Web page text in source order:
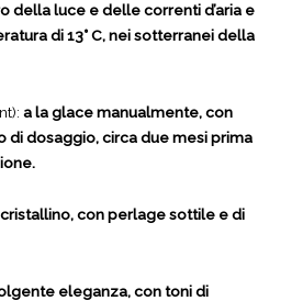
della luce e delle correnti d’aria e
di 13° C, nei sotterranei della
a la glace manualmente, con
di dosaggio, circa due mesi prima
con perlage sottile e di
eleganza, con toni di